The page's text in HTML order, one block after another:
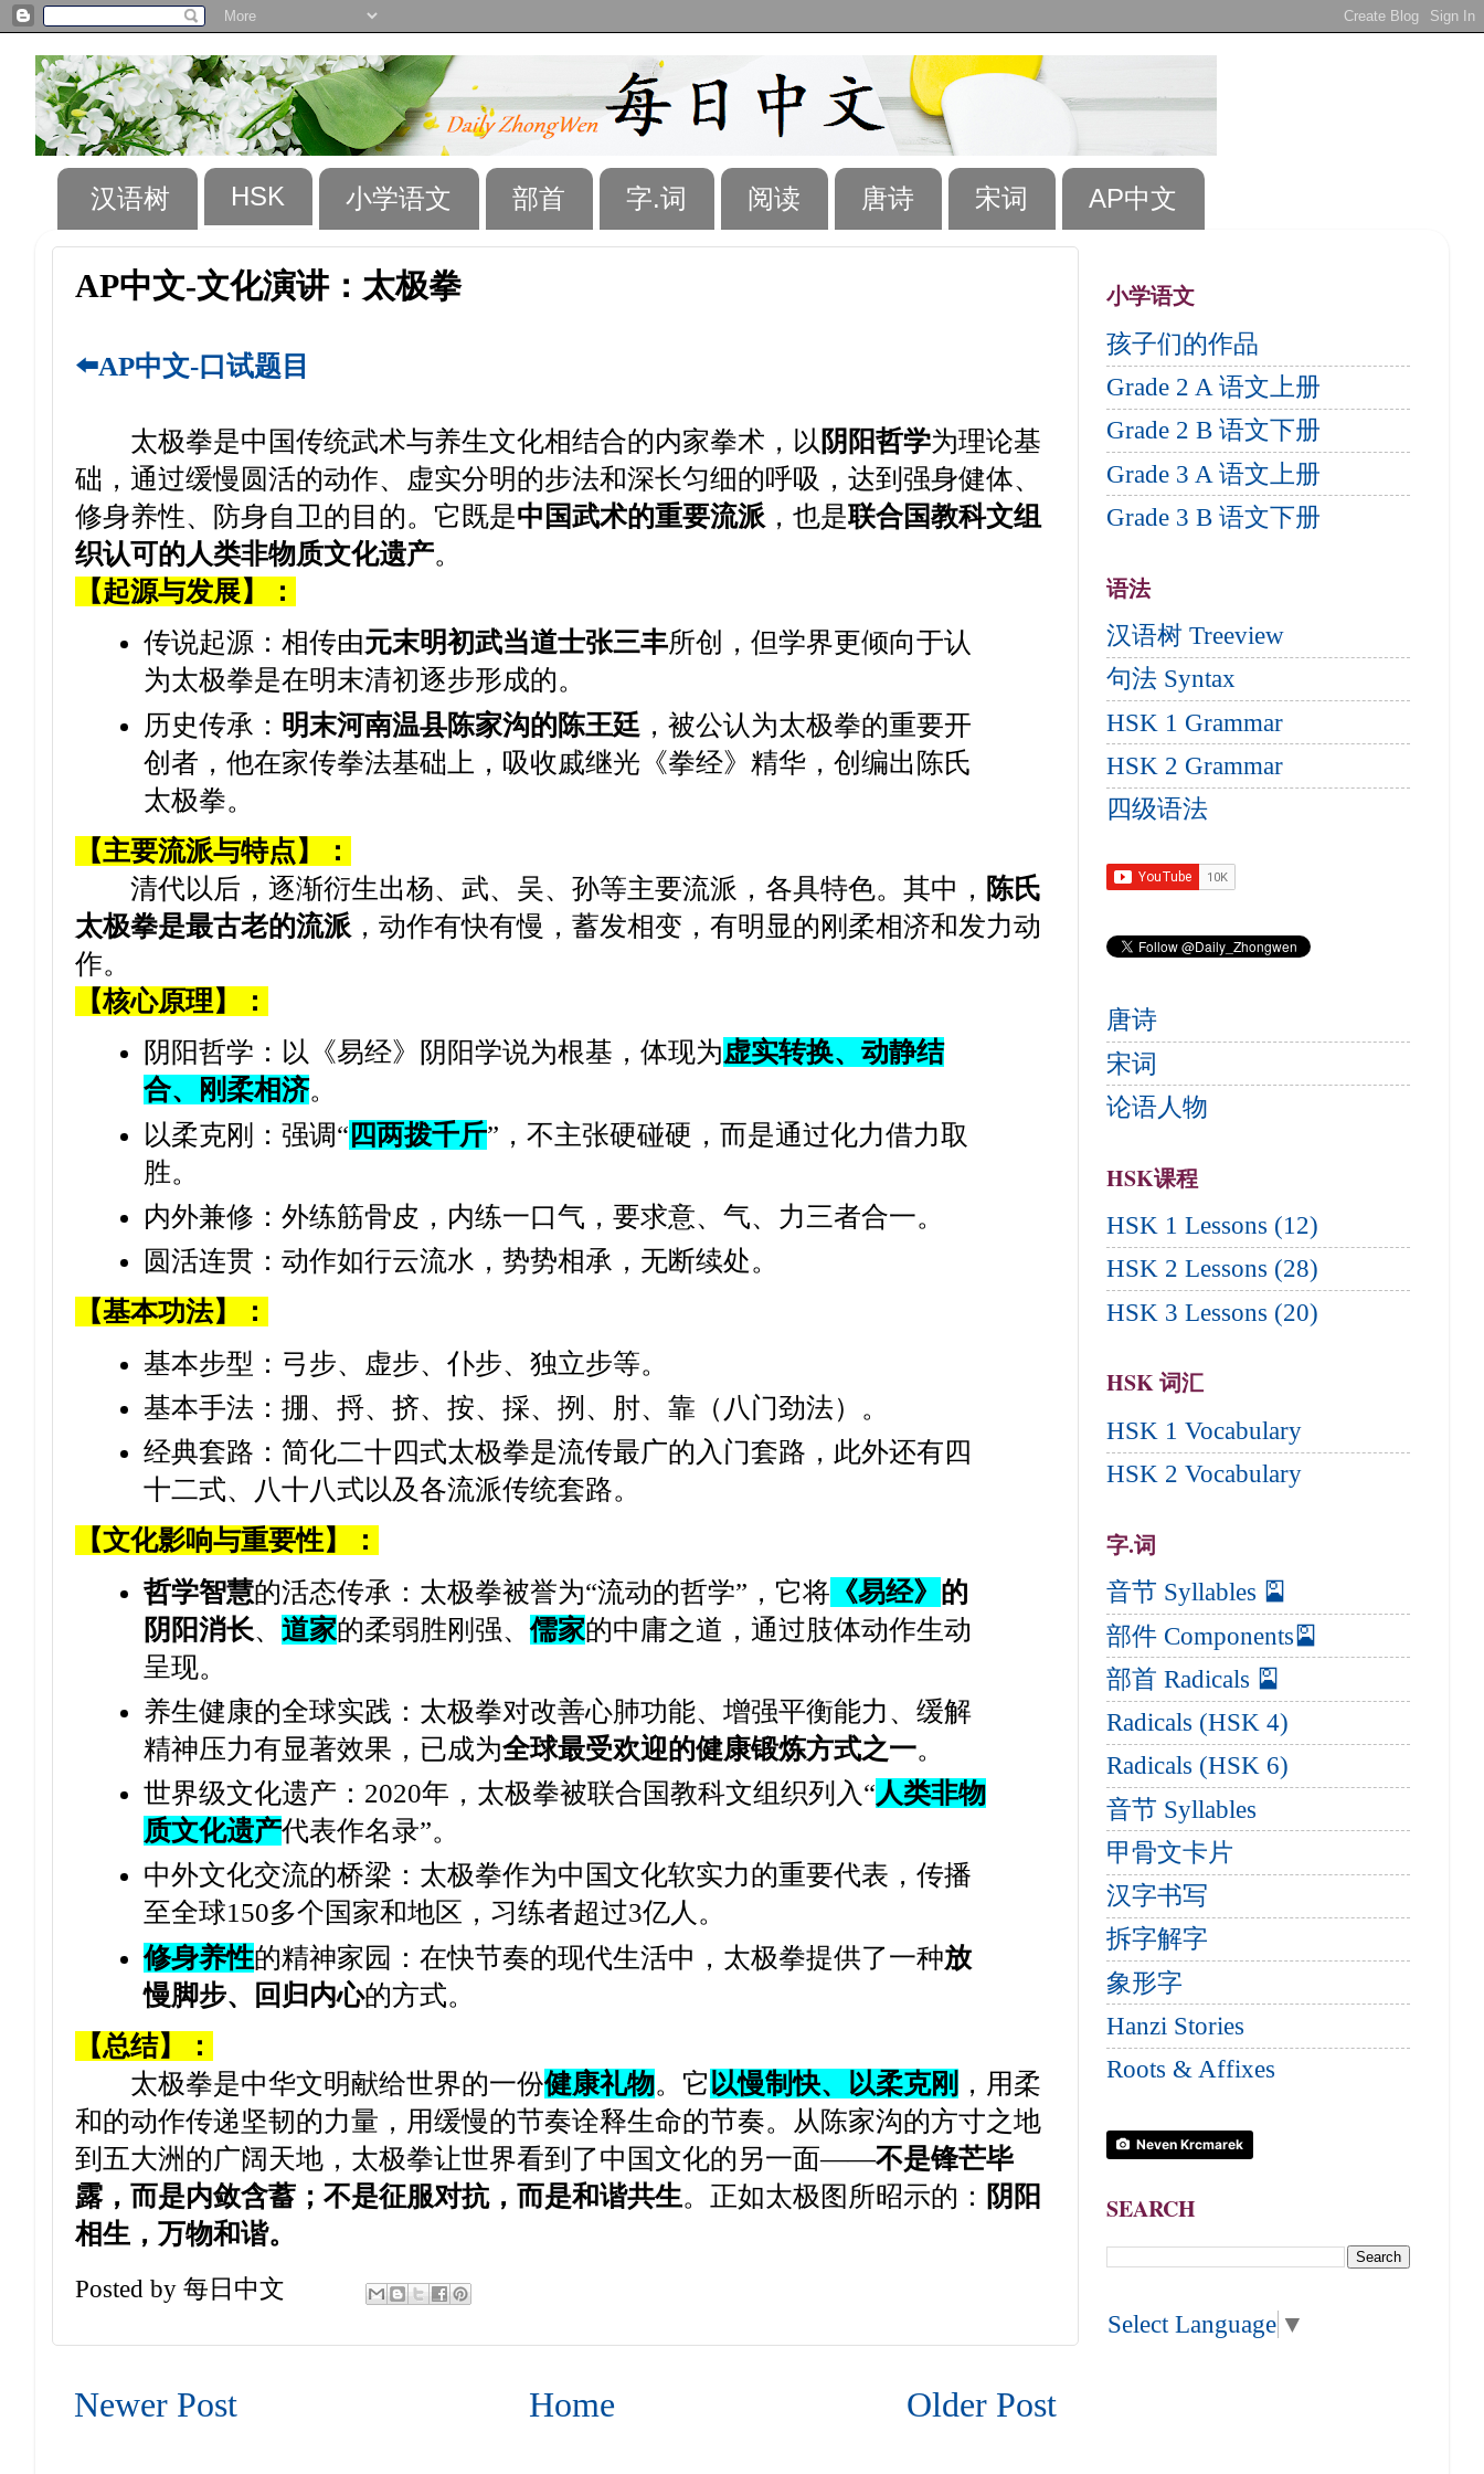
汉语树 HSK 小学语文 部首 字.词 阅读 唐诗 宋词 AP中文
AP中文-文化演讲：太极拳
⬅️AP中文-口试题目
太极拳是中国传统武术与养生文化相结合的内家拳术，以 阴阳哲学为理论基
础，通过缓慢圆活的动作、虚实分明的步法和深长匀细的呼吸，达到强身健体、
修身养性、防身自卫的目的。它既是中国武术的重要流派 ，也是联合国教科文组
织认可的人类非物质文化遗产。
【起源与发展】：
传说起源：相传由元末明初武当道士张三丰所创，但学界更倾向于认
为太极拳是在明末清初逐步形成的。
历史传承： 明末河南温县陈家沟的陈王廷 ，被公认为太极拳的重要开
创者，他在家传拳法基础上，吸收戚继光《拳经》精华，创编出陈氏
太极拳。
【主要流派与特点】：
清代以后，逐渐衍生出杨、武、吴、孙等主要流派，各具特色。其中， 陈氏
太极拳是最古老的流派 ，动作有快有慢，蓄发相变，有明显的刚柔相济和发力动
作。
【核心原理】：
阴阳哲学：以《易经》阴阳学说为根基，体现为虚实转换、动静结
合、刚柔相济。
以柔克刚：强调“ 四两拨千斤”，不主张硬碰硬，而是通过化力借力取
胜。
内外兼修：外练筋骨皮，内练一口气，要求意、气、力三者合一。
圆活连贯：动作如行云流水，势势相承，无断续处。
【基本功法】：
基本步型：弓步、虚步、仆步、独立步等。
基本手法：掤、捋、挤、按、採、挒、肘、靠（八门劲法）。
经典套路：简化二十四式太极拳是流传最广的入门套路，此外还有四
十二式、八十八式以及各流派传统套路。
【文化影响与重要性】：
哲学智慧的活态传承：太极拳被誉为“流动的哲学”，它将 《易经》 的
阴阳消长、 道家的柔弱胜刚强、儒家的中庸之道，通过肢体动作生动
呈现。
养生健康的全球实践：太极拳对改善心肺功能、增强平衡能力、缓解
精神压力有显著效果，已成为全球最受欢迎的健康锻炼方式之一。
世界级文化遗产：2020年，太极拳被联合国教科文组织列入“人类非物
质文化遗产代表作名录”。
中外文化交流的桥梁：太极拳作为中国文化软实力的重要代表，传播
至全球150多个国家和地区，习练者超过3亿人。
修身养性的精神家园：在快节奏的现代生活中，太极拳提供了一种放
慢脚步、回归内心的方式。
【总结】：
太极拳是中华文明献给世界的一份健康礼物。它以慢制快、以柔克刚 ，用柔
和的动作传递坚韧的力量，用缓慢的节奏诠释生命的节奏。从陈家沟的方寸之地
到五大洲的广阔天地，太极拳让世界看到了中国文化的另一面——不是锋芒毕
露，而是内敛含蓄；不是征服对抗，而是和谐共生。正如太极图所昭示的： 阴阳
相生，万物和谐。
Posted by 每日中文
Newer Post Older Post
Home
小学语文
孩子们的作品
Grade 2 A 语文上册
Grade 2 B 语文下册
Grade 3 A 语文上册
Grade 3 B 语文下册
语法
汉语树 Treeview
句法 Syntax
HSK 1 Grammar
HSK 2 Grammar
四级语法
唐诗
宋词
论语人物
HSK课程
HSK 1 Lessons (12)
HSK 2 Lessons (28)
HSK 3 Lessons (20)
HSK 词汇
HSK 1 Vocabulary
HSK 2 Vocabulary
字.词
音节 Syllables 🎴
部件 Components🎴
部首 Radicals 🎴
Radicals (HSK 4)
Radicals (HSK 6)
音节 Syllables
甲骨文卡片
汉字书写
拆字解字
象形字
Hanzi Stories
Roots & Affixes
Neven Krcmarek
SEARCH
Select Language ▼